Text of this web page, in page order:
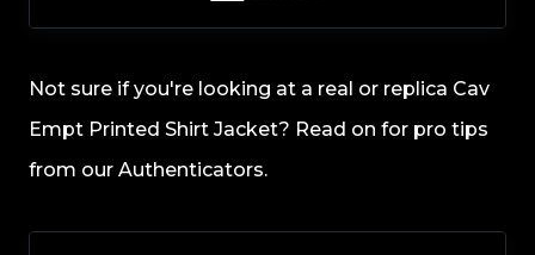
Not sure if you're looking at a real or replica Cav
Empt Printed Shirt Jacket? Read on for pro tips
from our Authenticators.